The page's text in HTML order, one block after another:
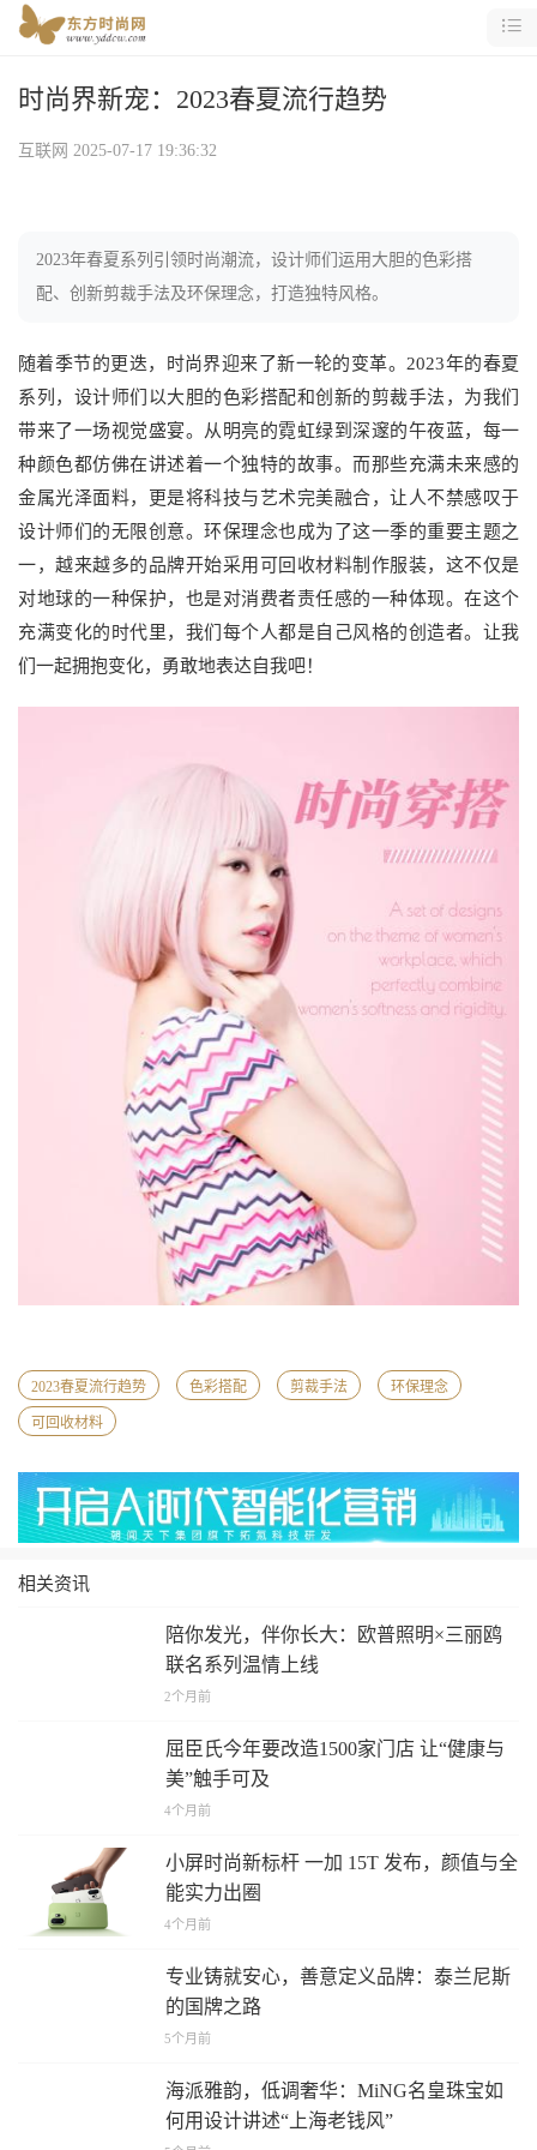
时尚界新宠：2023春夏流行趋势
互联网 2025-07-17 19:36:32
2023年春夏系列引领时尚潮流，设计师们运用大胆的色彩搭
配、创新剪裁手法及环保理念，打造独特风格。
随着季节的更迭，时尚界迎来了新一轮的变革。2023年的春夏
系列，设计师们以大胆的色彩搭配和创新的剪裁手法，为我们
带来了一场视觉盛宴。从明亮的霓虹绿到深邃的午夜蓝，每一
种颜色都仿佛在讲述着一个独特的故事。而那些充满未来感的
金属光泽面料，更是将科技与艺术完美融合，让人不禁感叹于
设计师们的无限创意。环保理念也成为了这一季的重要主题之
一，越来越多的品牌开始采用可回收材料制作服装，这不仅是
对地球的一种保护，也是对消费者责任感的一种体现。在这个
充满变化的时代里，我们每个人都是自己风格的创造者。让我
们一起拥抱变化，勇敢地表达自我吧！
2023春夏流行趋势 色彩搭配 剪裁手法 环保理念
可回收材料
相关资讯
陪你发光，伴你长大：欧普照明×三丽鸥
联名系列温情上线
2个月前
屈臣氏今年要改造1500家门店 让“健康与
美”触手可及
4个月前
小屏时尚新标杆 一加 15T 发布，颜值与全
能实力出圈
4个月前
专业铸就安心，善意定义品牌：泰兰尼斯
的国牌之路
5个月前
海派雅韵，低调奢华：MiNG名皇珠宝如
何用设计讲述“上海老钱风”